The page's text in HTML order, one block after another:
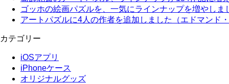
ゴッホの絵画パズルを、一気にラインナップを増やしま
アートパズルに4人の作者を追加しました（エドマンド・
カテゴリー
iOSアプリ
iPhoneケース
オリジナルグッズ